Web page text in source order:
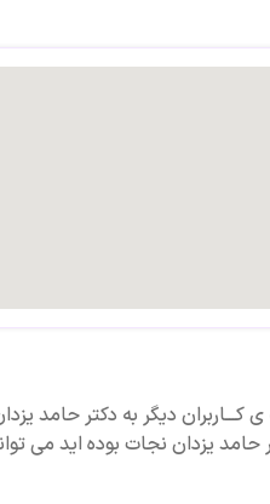
کـــاربران دیگر به دکتر حامد
یزدان نجات بوده اید می